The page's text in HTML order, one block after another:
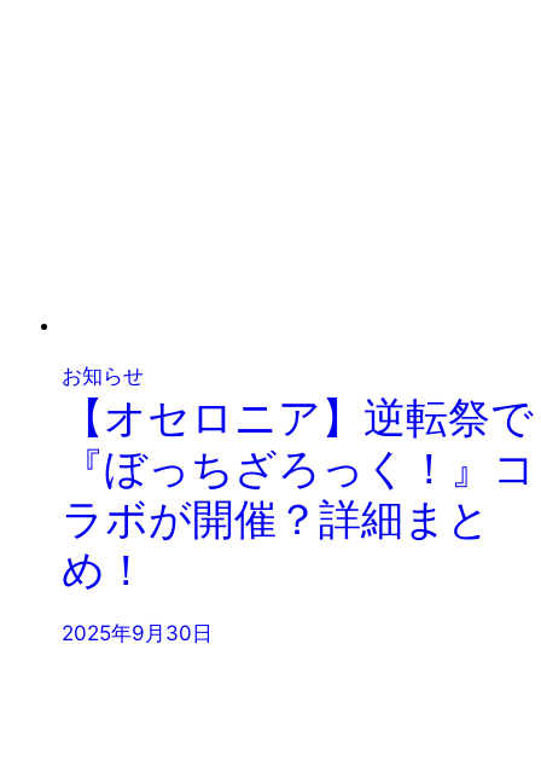
お知らせ
【オセロニア】逆転祭で
『ぼっちざろっく！』コ
ラボが開催？詳細まと
め！
2025年9月30日